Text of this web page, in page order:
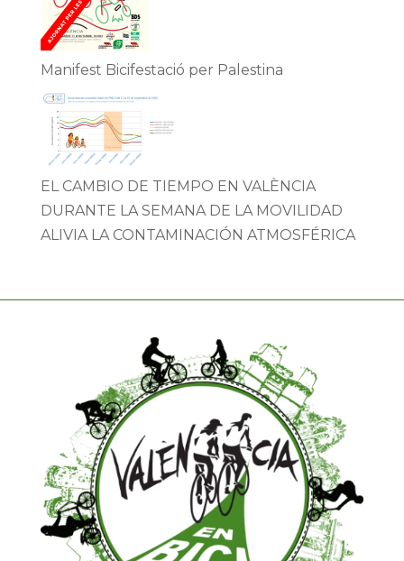
Manifest Bicifestació per Palestina
EL CAMBIO DE TIEMPO EN VALÈNCIA
DURANTE LA SEMANA DE LA MOVILIDAD
ALIVIA LA CONTAMINACIÓN ATMOSFÉRICA